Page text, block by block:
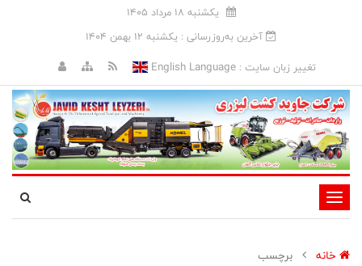
يکشنبه 18 مرداد 1405
آخرین به‌روزرسانی : يکشنبه 12 بهمن 1404
تغییر زبان سایت :English Language
تغییر
وضعیت
ناوبری
خانه برچسب